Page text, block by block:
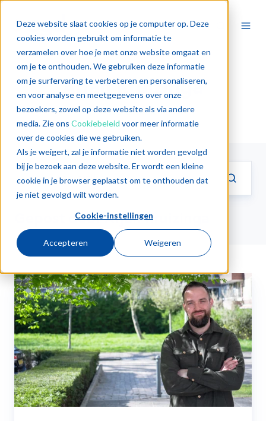
Deze website slaat cookies op je computer op. Deze
cookies worden gebruikt om informatie te
verzamelen over hoe je met onze website omgaat en
om je te onthouden. We gebruiken deze informatie
om je surfervaring te verbeteren en personaliseren,
en voor analyse en meetgegevens over onze
bezoekers, zowel op deze website als via andere
media. Zie ons Cookiebeleid voor meer informatie
over de cookies die we gebruiken.
Als je weigert, zal je informatie niet worden gevolgd
bij je bezoek aan deze website. Er wordt een kleine
cookie in je browser geplaatst om te onthouden dat
je niet gevolgd wilt worden.
Cookie-instellingen
Accepteren Weigeren
Arjan Kruizinga
Gepost door Arjan Kruizinga
4
soorten
digitale
frictie
en
hun
DEX-
oplossing